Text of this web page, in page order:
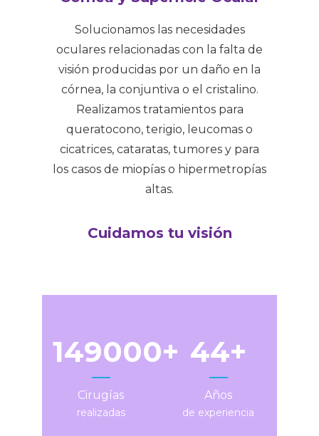
Solucionamos las necesidades
oculares relacionadas con la falta de
visión producidas por un daño en la
córnea, la conjuntiva o el cristalino.
Realizamos tratamientos para
queratocono, terigio, leucomas o
cicatrices, cataratas, tumores y para
los casos de miopías o hipermetropías
altas.
Cuidamos tu visión
149000
Cirugías
realizadas
44
Años
de experiencia